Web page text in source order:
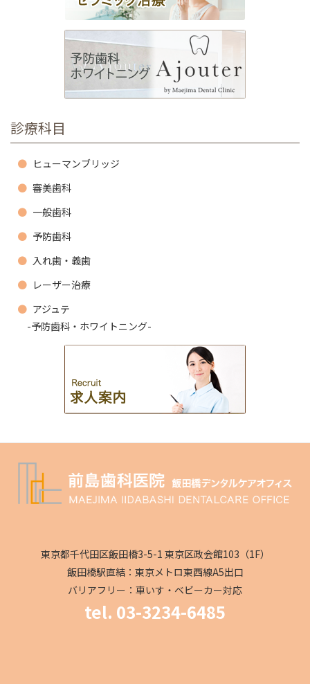
診療科目
ヒューマンブリッジ
審美歯科
一般歯科
予防歯科
入れ歯・義歯
レーザー治療
アジュテ
-予防歯科・ホワイトニング-
東京都千代田区飯田橋3-5-1 東京区政会館103（1F）
飯田橋駅直結：東京メトロ東西線A5出口
バリアフリー：車いす・ベビーカー対応
tel. 03-3234-6485